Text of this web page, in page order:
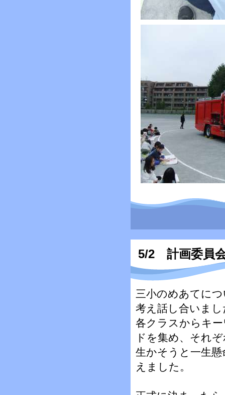
5/2 計画委員
三小のめあてに
考え話し合いまし
各クラスからキ
ドを集め、それ
生かそうと一生懸
えました。